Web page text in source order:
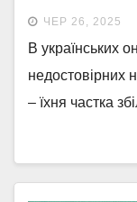
ЧЕР 26, 2025
В українських
недостовірних
– їхня частка